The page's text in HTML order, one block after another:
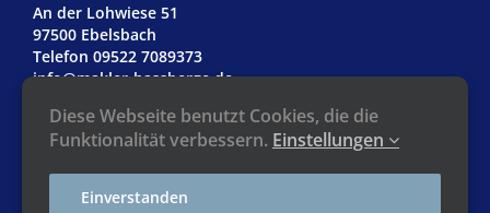
An der Lohwiese 51
97500 Ebelsbach
Telefon 09522 7089373
info@makler-hassberge.de
Impressum
Datenschutz
Diese Webseite benutzt Cookies, die die
Funktionalität verbessern. Einstellungen
Einverstanden